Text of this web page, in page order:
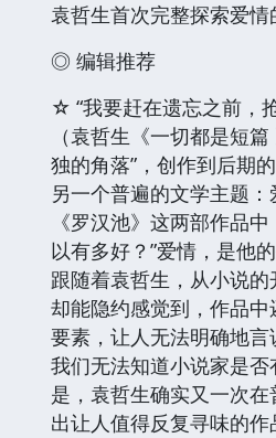
袁哲生首次完整探索爱
◎ 编辑推荐
☆ “我要赶在遗忘之前，
（袁哲生《一切都是短
独的角落”，创作到后期
另一个普遍的文学主题：
《罗汉池》这两部作品
以有多好？”爱情，是他
跟随着袁哲生，从小说的
却能隐约感觉到，作品
要素，让人无法明确地言
我们无法知道小说家是
是，袁哲生确实又一次
出让人值得反复寻味的作